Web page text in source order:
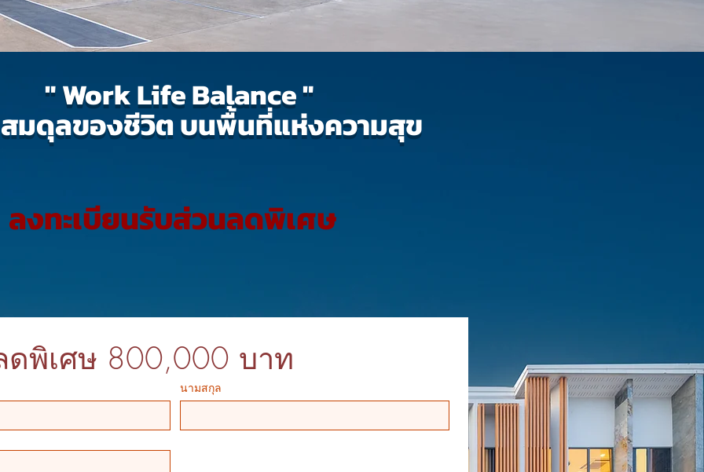
" Work Life Balance "
มดุลของชีวิต บนพื้นที่แห่งความสุข
ลงทะเบียนรับส่วนลดพิเศษ
นามสกุล